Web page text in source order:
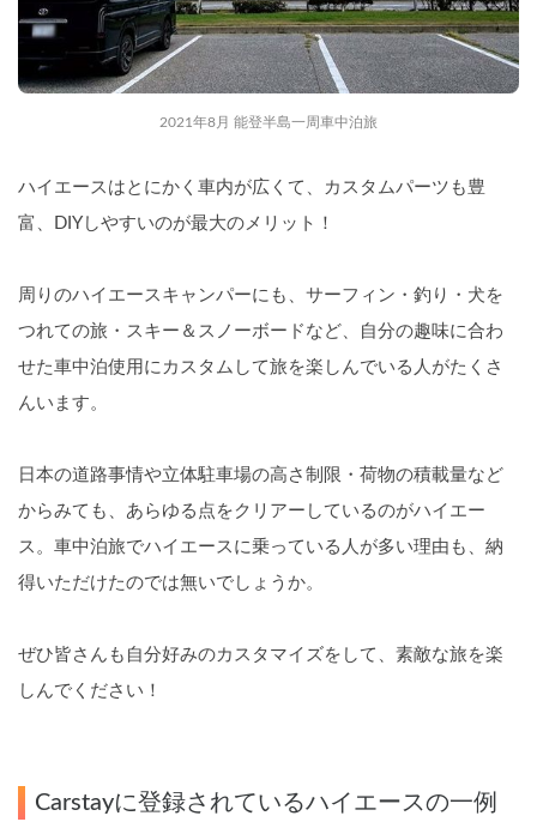
2021年8月 能登半島一周車中泊旅
ハイエースはとにかく車内が広くて、カスタムパーツも豊
富、DIYしやすいのが最大のメリット！
周りのハイエースキャンパーにも、サーフィン・釣り・犬を
つれての旅・スキー＆スノーボードなど、自分の趣味に合わ
せた車中泊使用にカスタムして旅を楽しんでいる人がたくさ
んいます。
日本の道路事情や立体駐車場の高さ制限・荷物の積載量など
からみても、あらゆる点をクリアーしているのがハイエー
ス。車中泊旅でハイエースに乗っている人が多い理由も、納
得いただけたのでは無いでしょうか。
ぜひ皆さんも自分好みのカスタマイズをして、素敵な旅を楽
しんでください！
Carstayに登録されているハイエースの一例